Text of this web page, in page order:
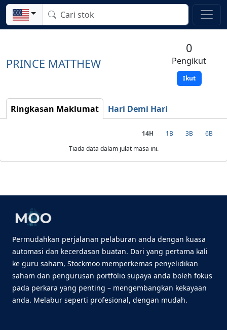
PRINCE MATTHEW
0
Pengikut
Ikut
Ringkasan Maklumat Hari Demi Hari
14H 1B 3B
6B
Tiada data dalam julat masa ini.
Permudahkan perjalanan pelaburan anda dengan kuasa
automasi dan kecerdasan buatan. Dari yang pertama kali
ke guru saham, Stockmoo memperkemas penyelidikan
saham dan pengurusan portfolio supaya anda boleh fokus
pada perkara yang penting – mengembangkan kekayaan
anda. Melabur seperti profesional, dengan mudah.